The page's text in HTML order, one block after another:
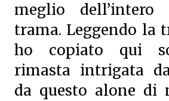
meglio
trama. Leggendo la
ho copiato qui
rimasta intrigata
da questo alone di